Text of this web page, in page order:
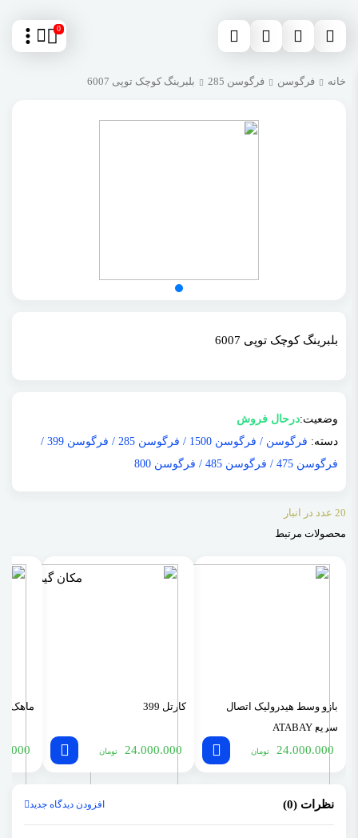
0
خانه فرگوسن فرگوسن 285 بلبرینگ کوچک توپی 6007
بلبرینگ کوچک توپی 6007
وضعیت:درحال فروش
دسته: فرگوسن / فرگوسن 1500 / فرگوسن 285 / فرگوسن 399
/
فرگوسن 475
/ فرگوسن 485 / فرگوسن 800
20 عدد در انبار
محصولات مرتبط
بازو وسط هیدرولیک اتصال
سریع ATABAY
24.000.000 تومان
کارتل 399
24.000.000 تومان
ماهک
نظرات (0) افزودن دیدگاه جدید